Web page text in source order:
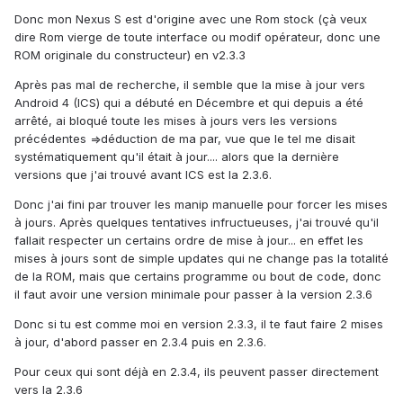
Donc mon Nexus S est d'origine avec une Rom stock (çà veux
dire Rom vierge de toute interface ou modif opérateur, donc une
ROM originale du constructeur) en v2.3.3
Après pas mal de recherche, il semble que la mise à jour vers
Android 4 (ICS) qui a débuté en Décembre et qui depuis a été
arrêté, ai bloqué toute les mises à jours vers les versions
précédentes =>déduction de ma par, vue que le tel me disait
systématiquement qu'il était à jour.... alors que la dernière
versions que j'ai trouvé avant ICS est la 2.3.6.
Donc j'ai fini par trouver les manip manuelle pour forcer les mises
à jours. Après quelques tentatives infructueuses, j'ai trouvé qu'il
fallait respecter un certains ordre de mise à jour... en effet les
mises à jours sont de simple updates qui ne change pas la totalité
de la ROM, mais que certains programme ou bout de code, donc
il faut avoir une version minimale pour passer à la version 2.3.6
Donc si tu est comme moi en version 2.3.3, il te faut faire 2 mises
à jour, d'abord passer en 2.3.4 puis en 2.3.6.
Pour ceux qui sont déjà en 2.3.4, ils peuvent passer directement
vers la 2.3.6